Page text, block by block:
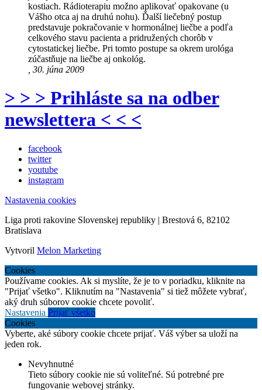
kostiach. Rádioterapiu možno aplikovať opakovane (u
Vášho otca aj na druhú nohu). Ďalší liečebný postup
predstavuje pokračovanie v hormonálnej liečbe a podľa
celkového stavu pacienta a pridružených chorôb v
cytostatickej liečbe. Pri tomto postupe sa okrem urológa
zúčastňuje na liečbe aj onkológ.
, 30. júna 2009
> > > Prihláste sa na odber
newslettera < < <
facebook
twitter
youtube
instagram
Nastavenia cookies
Liga proti rakovine Slovenskej republiky | Brestová 6, 82102
Bratislava
Vytvoril Melon Marketing
Cookies
Používame cookies. Ak si myslíte, že je to v poriadku, kliknite na
"Prijať všetko". Kliknutím na "Nastavenia" si tiež môžete vybrať,
aký druh súborov cookie chcete povoliť.
Nastavenia Prijať všetko
Cookies
Vyberte, aké súbory cookie chcete prijať. Váš výber sa uloží na
jeden rok.
Nevyhnutné
Tieto súbory cookie nie sú voliteľné. Sú potrebné pre
fungovanie webovej stránky.